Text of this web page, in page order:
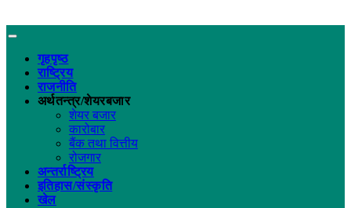
गृहपृष्ठ
राष्ट्रिय
राजनीति
अर्थतन्त्र/शेयरबजार
शेयर बजार
कारोबार
बैंक तथा वित्तीय
रोजगार
अन्तर्राष्ट्रिय
इतिहास/संस्कृति
खेल